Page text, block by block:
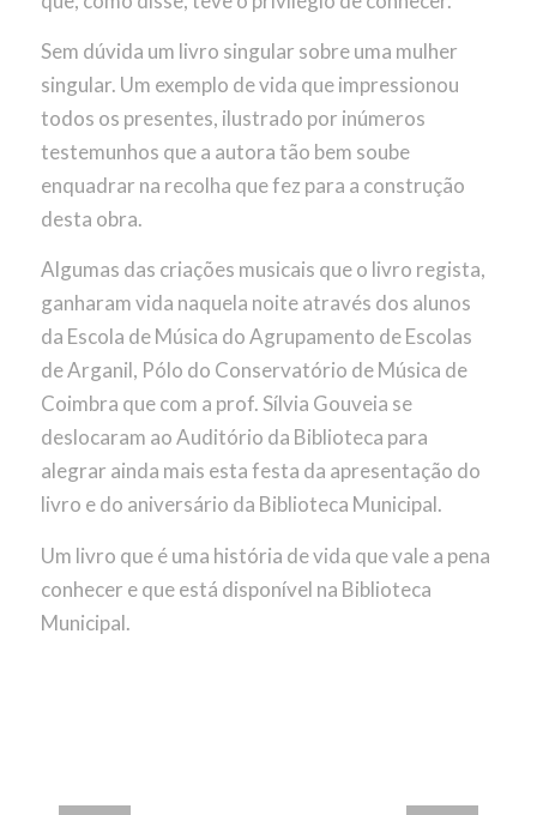
Sem dúvida um livro singular sobre uma mulher
singular. Um exemplo de vida que impressionou
todos os presentes, ilustrado por inúmeros
testemunhos que a autora tão bem soube
enquadrar na recolha que fez para a construção
desta obra.
Algumas das criações musicais que o livro regista,
ganharam vida naquela noite através dos alunos
da Escola de Música do Agrupamento de Escolas
de Arganil, Pólo do Conservatório de Música de
Coimbra que com a prof. Sílvia Gouveia se
deslocaram ao Auditório da Biblioteca para
alegrar ainda mais esta festa da apresentação do
livro e do aniversário da Biblioteca Municipal.
Um livro que é uma história de vida que vale a pena
conhecer e que está disponível na Biblioteca
Municipal.